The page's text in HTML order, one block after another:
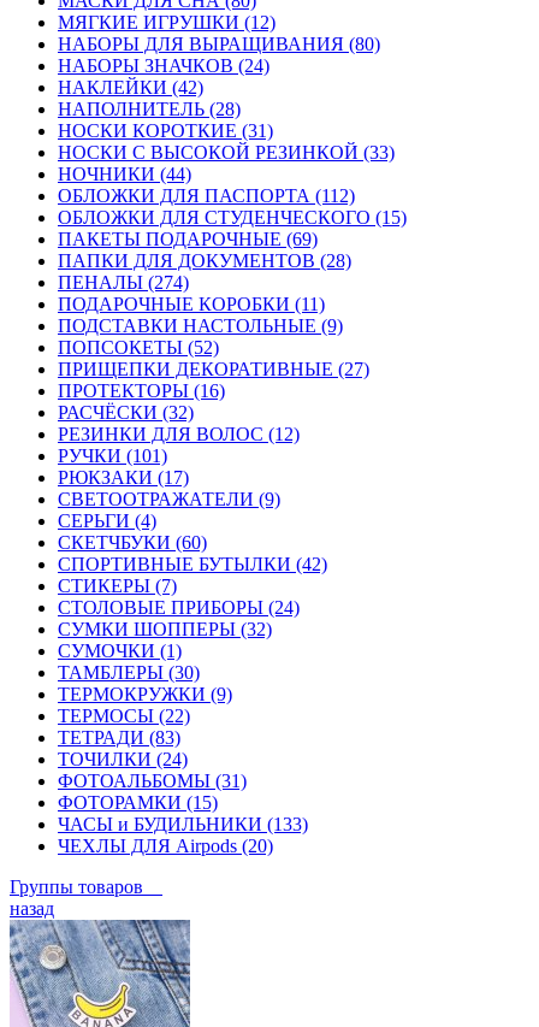
МЯГКИЕ ИГРУШКИ (12)
НАБОРЫ ДЛЯ ВЫРАЩИВАНИЯ (80)
НАБОРЫ ЗНАЧКОВ (24)
НАКЛЕЙКИ (42)
НАПОЛНИТЕЛЬ (28)
НОСКИ КОРОТКИЕ (31)
НОСКИ С ВЫСОКОЙ РЕЗИНКОЙ (33)
НОЧНИКИ (44)
ОБЛОЖКИ ДЛЯ ПАСПОРТА (112)
ОБЛОЖКИ ДЛЯ СТУДЕНЧЕСКОГО (15)
ПАКЕТЫ ПОДАРОЧНЫЕ (69)
ПАПКИ ДЛЯ ДОКУМЕНТОВ (28)
ПЕНАЛЫ (274)
ПОДАРОЧНЫЕ КОРОБКИ (11)
ПОДСТАВКИ НАСТОЛЬНЫЕ (9)
ПОПСОКЕТЫ (52)
ПРИЩЕПКИ ДЕКОРАТИВНЫЕ (27)
ПРОТЕКТОРЫ (16)
РАСЧЁСКИ (32)
РЕЗИНКИ ДЛЯ ВОЛОС (12)
РУЧКИ (101)
РЮКЗАКИ (17)
СВЕТООТРАЖАТЕЛИ (9)
СЕРЬГИ (4)
СКЕТЧБУКИ (60)
СПОРТИВНЫЕ БУТЫЛКИ (42)
СТИКЕРЫ (7)
СТОЛОВЫЕ ПРИБОРЫ (24)
СУМКИ ШОППЕРЫ (32)
СУМОЧКИ (1)
ТАМБЛЕРЫ (30)
ТЕРМОКРУЖКИ (9)
ТЕРМОСЫ (22)
ТЕТРАДИ (83)
ТОЧИЛКИ (24)
ФОТОАЛЬБОМЫ (31)
ФОТОРАМКИ (15)
ЧАСЫ и БУДИЛЬНИКИ (133)
ЧЕХЛЫ ДЛЯ Airpods (20)
Группы товаров
назад